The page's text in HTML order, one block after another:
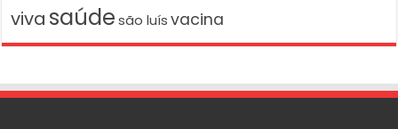
viva saúde são luís vacina